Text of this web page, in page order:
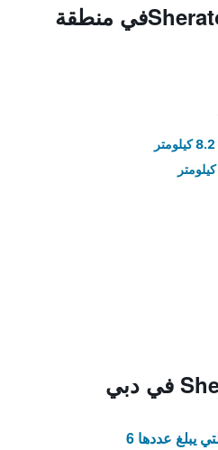
استكشف فنادق Sheratonفي منطقة
8.2 كيلومتر